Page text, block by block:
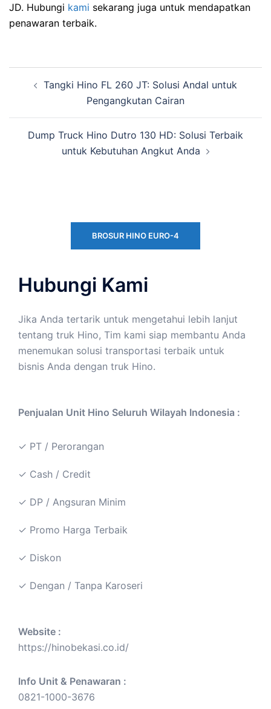
JD. Hubungi kami sekarang juga untuk mendapatkan
penawaran terbaik.
Tangki Hino FL 260 JT: Solusi Andal untuk
Pengangkutan Cairan
Dump Truck Hino Dutro 130 HD: Solusi Terbaik
untuk Kebutuhan Angkut Anda
BROSUR HINO EURO-4
Hubungi Kami
Jika Anda tertarik untuk mengetahui lebih lanjut
tentang truk Hino, Tim kami siap membantu Anda
menemukan solusi transportasi terbaik untuk
bisnis Anda dengan truk Hino.
Penjualan Unit Hino Seluruh Wilayah Indonesia :
✓ PT / Perorangan
✓ Cash / Credit
✓ DP / Angsuran Minim
✓ Promo Harga Terbaik
✓ Diskon
✓ Dengan / Tanpa Karoseri
Website :
https://hinobekasi.co.id/
Info Unit & Penawaran :
0821-1000-3676